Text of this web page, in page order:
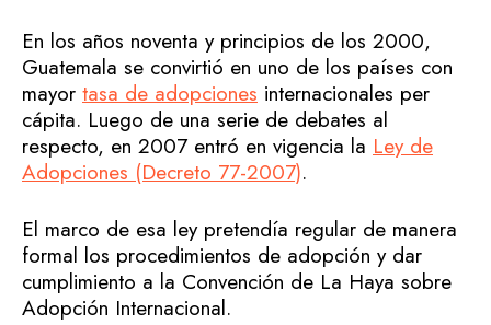
En los años noventa y principios de los 2000,
Guatemala se convirtió en uno de los países con
mayor tasa de adopciones internacionales per
cápita. Luego de una serie de debates al
respecto, en 2007 entró en vigencia la Ley de
Adopciones (Decreto 77-2007).
El marco de esa ley pretendía regular de manera
formal los procedimientos de adopción y dar
cumplimiento a la Convención de La Haya sobre
Adopción Internacional.